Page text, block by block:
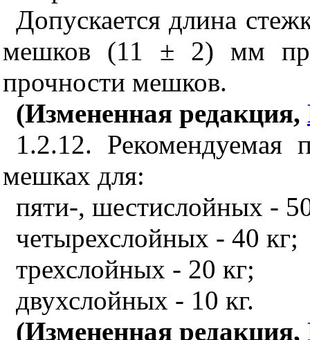
Допускается длина
мешков (11 ± 2) мм при
прочности мешков.
(Измененная редакция,
1.2.12. Рекомендуемая
мешках для:
пяти-, шестислойных -
четырехслойных - 40 кг;
трехслойных - 20 кг;
двухслойных - 10 кг.
(Измененная редакция,